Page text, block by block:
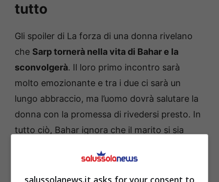
tutto
Gli spoiler di La forza di una donna rivelano
che Sarp tornerà nella vita di Bahar e la
sconvolgerà. Il loro primo incontro sarà
molto emozionante e tra i due ci sarà un
lungo abbraccio, ma l’uomo dovrà salutare la
donna con la promessa di rivedersi presto. In
tutto ciò, Bahar ignora che il marito si sia
salussolanews.it asks for your consent to